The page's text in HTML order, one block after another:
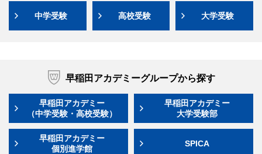
中学受験 高校受験 大学受験
早稲田アカデミーグループから探す
早稲田アカデミー
（中学受験・高校受験）
早稲田アカデミー
大学受験部
早稲田アカデミー
個別進学館
SPICA